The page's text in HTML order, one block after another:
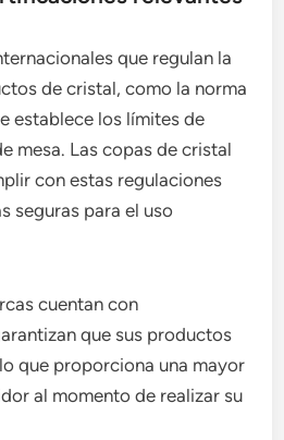
que regulan la
de cristal, como la norma
establece los límites de
mesa. Las copas de cristal
con estas regulaciones
seguras para el uso
cuentan con
que sus productos
que proporciona una mayor
al momento de realizar su